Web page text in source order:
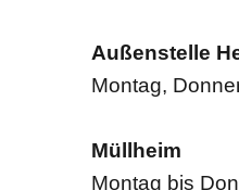
Außenstelle
Montag,
Müllheim
Montag bis